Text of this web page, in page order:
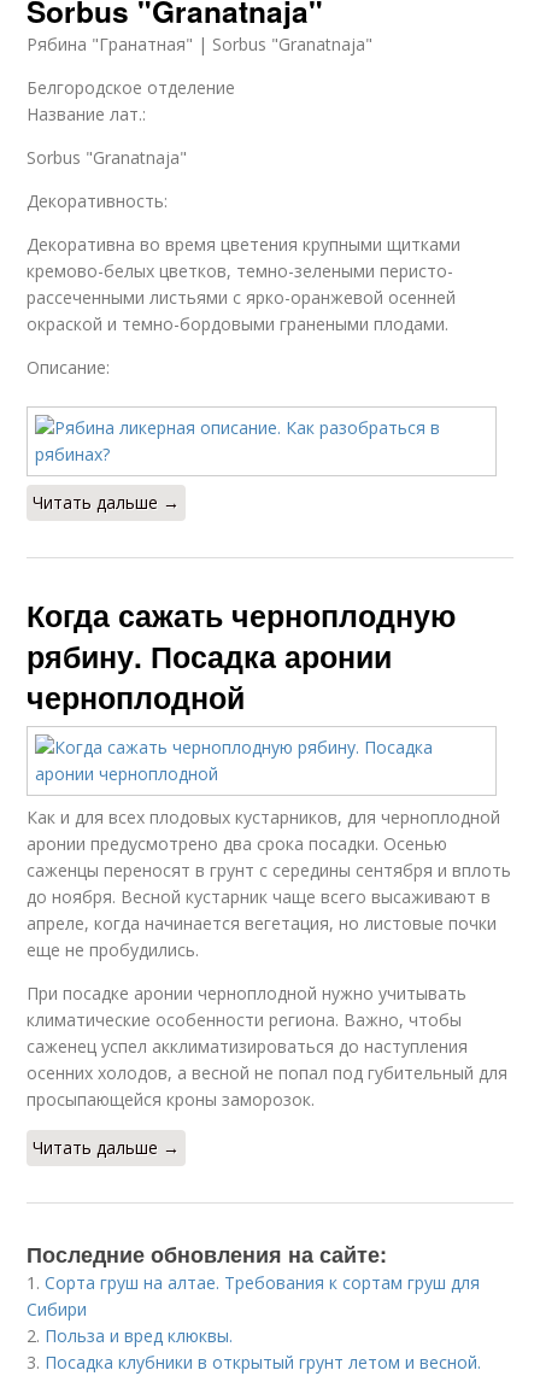
Sorbus "Granatnaja"
Рябина "Гранатная" | Sorbus "Granatnaja"
Белгородское отделение
Название лат.:
Sorbus "Granatnaja"
Декоративность:
Декоративна во время цветения крупными щитками
кремово-белых цветков, темно-зелеными перисто-
рассеченными листьями с ярко-оранжевой осенней
окраской и темно-бордовыми гранеными плодами.
Описание:
Читать дальше →
Когда сажать черноплодную
рябину. Посадка аронии
черноплодной
Как и для всех плодовых кустарников, для черноплодной
аронии предусмотрено два срока посадки. Осенью
саженцы переносят в грунт с середины сентября и вплоть
до ноября. Весной кустарник чаще всего высаживают в
апреле, когда начинается вегетация, но листовые почки
еще не пробудились.
При посадке аронии черноплодной нужно учитывать
климатические особенности региона. Важно, чтобы
саженец успел акклиматизироваться до наступления
осенних холодов, а весной не попал под губительный для
просыпающейся кроны заморозок.
Читать дальше →
Последние обновления на сайте:
1.Сорта груш на алтае. Требования к сортам груш для
Сибири
2. Польза и вред клюквы.
3. Посадка клубники в открытый грунт летом и весной.